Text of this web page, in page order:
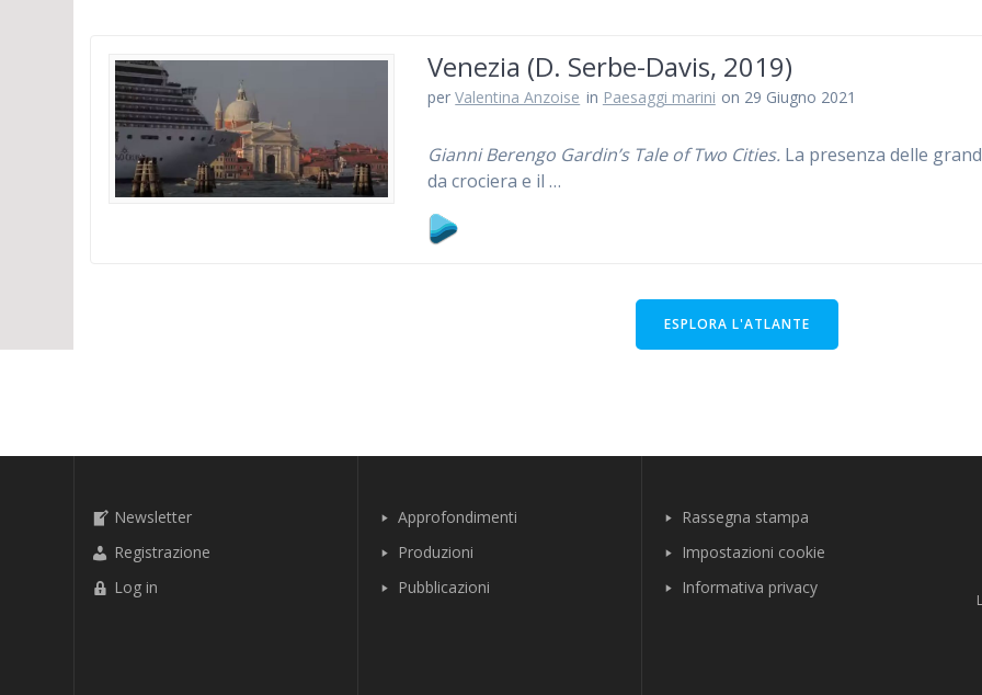
Venezia (D. Serbe-Davis, 2019)
perValentina Anzoise in Paesaggi marini on 29 Giugno 2021
Gianni Berengo Gardin’s Tale of Two Cities. La presenza delle
da crociera e il …
ESPLORA L'ATLANTE
Newsletter
Registrazione
Log in
Approfondimenti
Produzioni
Pubblicazioni
Rassegna stampa
Impostazioni cookie
Informativa privacy